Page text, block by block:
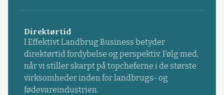
Direktørtid
I Effektivt Landbrug Business betyder
direktørtid fordybelse og perspektiv. Følg med,
når vi stiller skarpt på topcheferne i de største
virksomheder inden for landbrugs- og
fødevareindustrien.